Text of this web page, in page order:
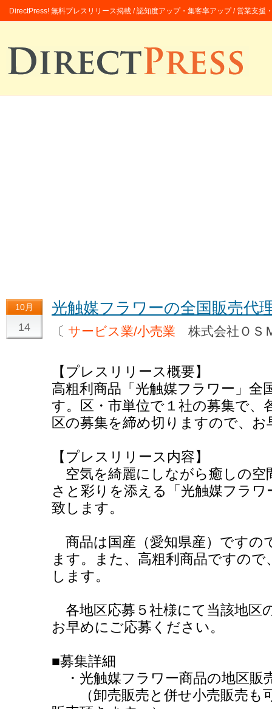
DirectPress! 無料プレスリリース掲載 / 認知度アップ・集客率アップ / 営業支援
10月
14
光触媒フラワーの全国販売代
〔 サービス業/小売業 株式会社Ｏ
【プレスリリース概要】
高粗利商品「光触媒フラワー」全
す。区・市単位で１社の募集で、
区の募集を締め切りますので、
【プレスリリース内容】
空気を綺麗にしながら癒しの空
さと彩りを添える「光触媒フラ
致します。
商品は国産（愛知県産）ですの
ます。また、高粗利商品ですの
します。
各地区応募５社様にて当該地区
お早めにご応募ください。
■募集詳細
・光触媒フラワー商品の地区販
（卸売販売と併せ小売販売も